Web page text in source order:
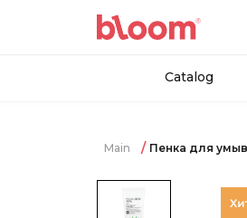
Catalog
Main Пенка для